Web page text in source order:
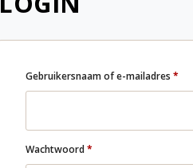
Gebruikersnaam of e-mailadres *
Wachtwoord*Vereist